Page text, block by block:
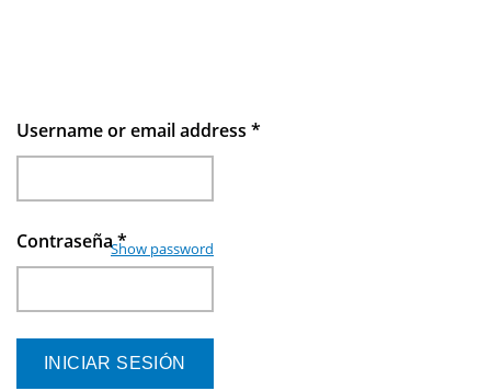
Username or email address *
Contraseña*
Show password